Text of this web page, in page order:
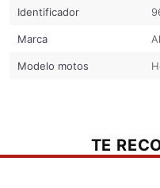
Identificador
Marca
Modelo motos
TE